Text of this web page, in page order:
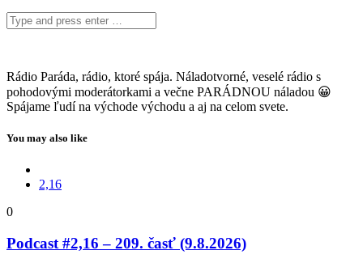
Rádio Paráda, rádio, ktoré spája. Náladotvorné, veselé rádio s
pohodovými moderátorkami a večne PARÁDNOU náladou 😀
Spájame ľudí na východe východu a aj na celom svete.
You may also like
2,16
0
Podcast #2,16 – 209. časť (9.8.2026)